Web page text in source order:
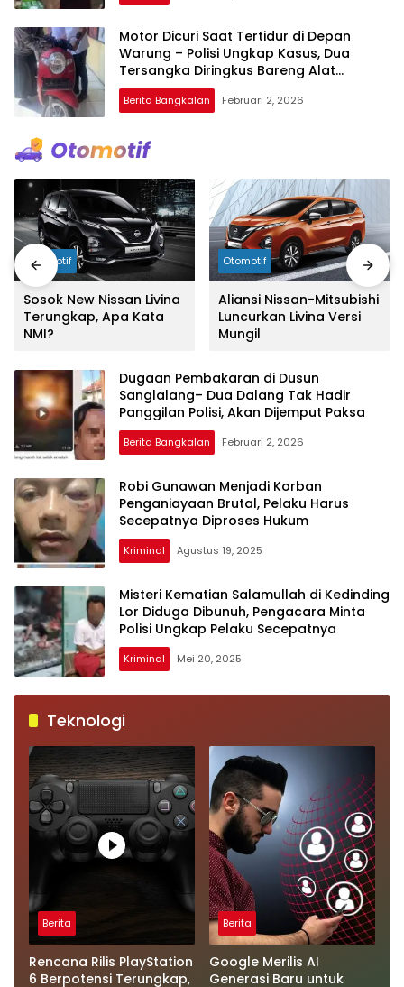
Motor Dicuri Saat Tertidur di Depan
Warung – Polisi Ungkap Kasus, Dua
Tersangka Diringkus Bareng Alat
Pencurian!
Berita Bangkalan Februari 2, 2026
Otomotif
Sosok New Nissan Livina
Terungkap, Apa Kata
NMI?
Otomotif
Aliansi Nissan-Mitsubishi
Luncurkan Livina Versi
Mungil
Dugaan Pembakaran di Dusun
Sanglalang– Dua Dalang Tak Hadir
Panggilan Polisi, Akan Dijemput Paksa
Berita Bangkalan Februari 2, 2026
Robi Gunawan Menjadi Korban
Penganiayaan Brutal, Pelaku Harus
Secepatnya Diproses Hukum
Kriminal Agustus 19, 2025
Misteri Kematian Salamullah di Kedinding
Lor Diduga Dibunuh, Pengacara Minta
Polisi Ungkap Pelaku Secepatnya
Kriminal Mei 20, 2025
Teknologi
Berita
Rencana Rilis PlayStation
6 Berpotensi Terungkap,
Berita
Google Merilis AI
Generasi Baru untuk